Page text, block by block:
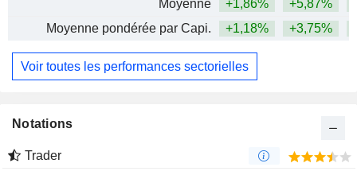
Moyenne
+1,86% +5,87%
Moyenne pondérée par Capi.
+1,18% +3,75%
Voir toutes les performances sectorielles
Notations
Trader